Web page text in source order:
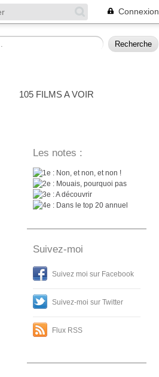
Connexion
105 FILMS A VOIR
Les notes :
: Non, et non, et non !
: Mouais, pourquoi pas
: A découvrir
: Dans le top 20 annuel
Suivez-moi
Suivez moi sur Facebook
Suivez-moi sur Twitter
Flux RSS